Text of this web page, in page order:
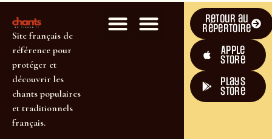
Site français de
référence pour
protéger et
découvrir les
chants populaires
et traditionnels
français.
Retour au
répertoire
Apple
Store
plays
store